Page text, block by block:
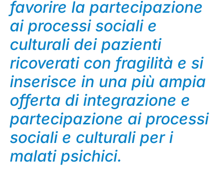
favorire la partecipazione
ai processi sociali e
culturali dei pazienti
ricoverati con fragilità e si
inserisce in una più ampia
offerta di integrazione e
partecipazione ai processi
sociali e culturali per i
malati psichici.